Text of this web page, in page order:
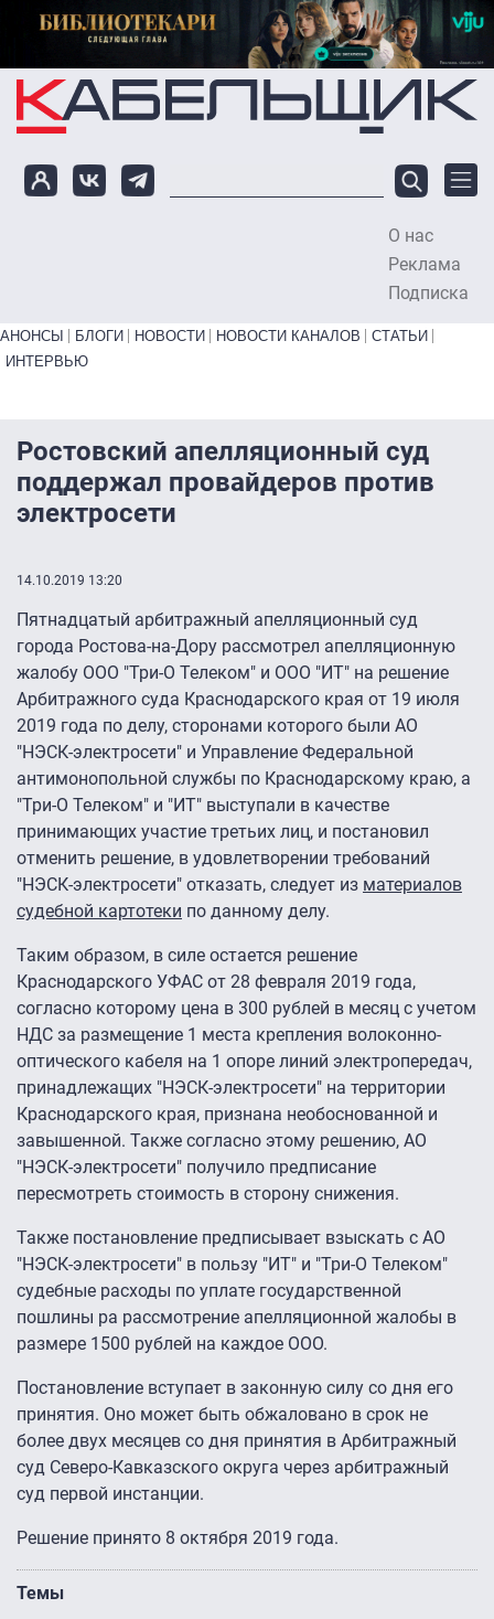
Перейти к основному содержанию
О нас
Реклама
Подписка
Primary links bottom
АНОНСЫ БЛОГИ НОВОСТИ НОВОСТИ КАНАЛОВ
СТАТЬИ
ИНТЕРВЬЮ
Ростовский апелляционный суд
поддержал провайдеров против
электросети
14.10.2019 13:20
Пятнадцатый арбитражный апелляционный суд
города Ростова-на-Дору рассмотрел апелляционную
жалобу ООО "Три-О Телеком" и ООО "ИТ" на решение
Арбитражного суда Краснодарского края от 19 июля
2019 года по делу, сторонами которого были АО
"НЭСК-электросети" и Управление Федеральной
антимонопольной службы по Краснодарскому краю, а
"Три-О Телеком" и "ИТ" выступали в качестве
принимающих участие третьих лиц, и постановил
отменить решение, в удовлетворении требований
"НЭСК-электросети" отказать, следует из материалов
судебной картотеки по данному делу.
Таким образом, в силе остается решение
Краснодарского УФАС от 28 февраля 2019 года,
согласно которому цена в 300 рублей в месяц с учетом
НДС за размещение 1 места крепления волоконно-
оптического кабеля на 1 опоре линий электропередач,
принадлежащих "НЭСК-электросети" на территории
Краснодарского края, признана необоснованной и
завышенной. Также согласно этому решению, АО
"НЭСК-электросети" получило предписание
пересмотреть стоимость в сторону снижения.
Также постановление предписывает взыскать с АО
"НЭСК-электросети" в пользу "ИТ" и "Три-О Телеком"
судебные расходы по уплате государственной
пошлины ра рассмотрение апелляционной жалобы в
размере 1500 рублей на каждое ООО.
Постановление вступает в законную силу со дня его
принятия. Оно может быть обжаловано в срок не
более двух месяцев со дня принятия в Арбитражный
суд Северо-Кавказского округа через арбитражный
суд первой инстанции.
Решение принято 8 октября 2019 года.
Темы